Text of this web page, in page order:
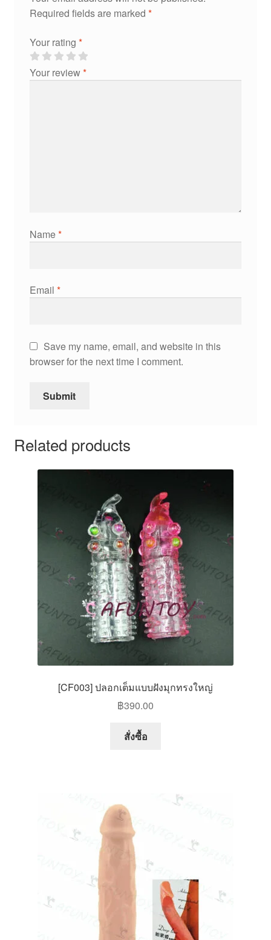
Required fields are marked *
Your rating *
Your review*
Name*
Email *
Save my name, email, and website in this
browser for the next time I comment.
Related products
[CF003] ปลอกเต็มแบบฝังมุกทรงใหญ่
฿390.00
สั่งซื้อ